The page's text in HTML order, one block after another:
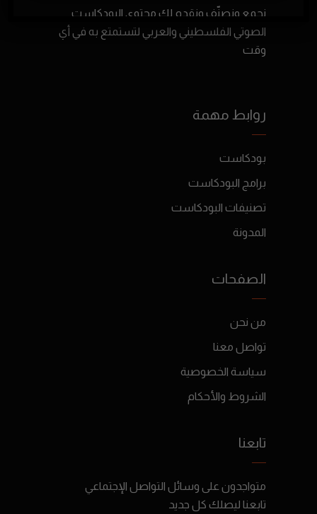
نجمع ونصنّف ونقدم لك محتوى البودكاست
الصوتي الفلسطيني والعربي لتستمتع به في أي
وقت
روابط مهمة
بودكاست
برامج البودكاست
تصنيفات البودكاست
المدونة
الصفحات
من نحن
تواصل معنا
سياسة الخصوصية
الشروط والأحكام
تابعنا
متواجدون على وسائل التواصل الإجتماعي
تابعنا ليصلك كل جديد